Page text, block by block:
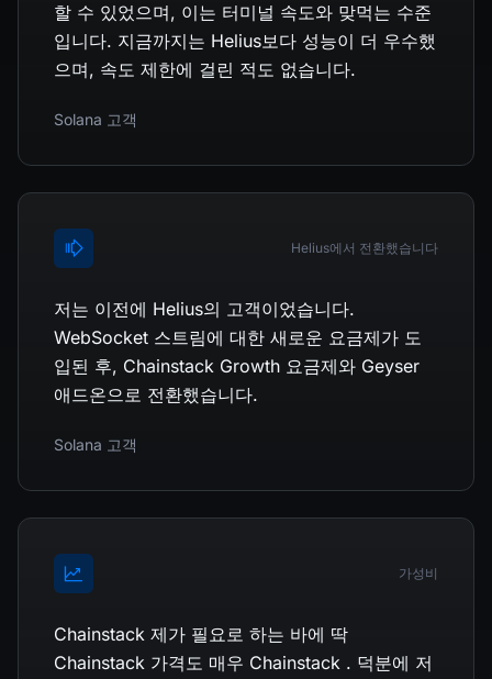
할 수 있었으며, 이는 터미널 속도와 맞먹는 수준
입니다. 지금까지는 Helius보다 성능이 더 우수했
으며, 속도 제한에 걸린 적도 없습니다.
Solana 고객
Helius에서 전환했습니다
저는 이전에 Helius의 고객이었습니다.
WebSocket 스트림에 대한 새로운 요금제가 도
입된 후, Chainstack Growth 요금제와 Geyser
애드온으로 전환했습니다.
Solana 고객
가성비
Chainstack 제가 필요로 하는 바에 딱
Chainstack 가격도 매우 Chainstack . 덕분에 저